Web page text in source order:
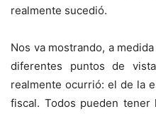
realmente sucedió.
Nos va mostrando, a
diferentes puntos de
realmente ocurrió: el de la
fiscal. Todos pueden